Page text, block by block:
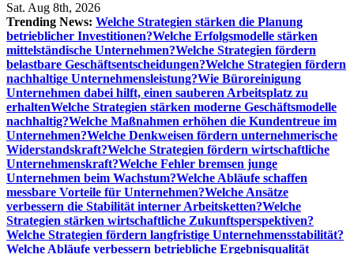
Sat. Aug 8th, 2026
Trending News: Welche Strategien stärken die Planung
betrieblicher Investitionen?Welche Erfolgsmodelle stärken
mittelständische Unternehmen?Welche Strategien fördern
belastbare Geschäftsentscheidungen?Welche Strategien fördern
nachhaltige Unternehmensleistung?Wie Büroreinigung
Unternehmen dabei hilft, einen sauberen Arbeitsplatz zu
erhaltenWelche Strategien stärken moderne Geschäftsmodelle
nachhaltig?Welche Maßnahmen erhöhen die Kundentreue im
Unternehmen?Welche Denkweisen fördern unternehmerische
Widerstandskraft?Welche Strategien fördern wirtschaftliche
Unternehmenskraft?Welche Fehler bremsen junge
Unternehmen beim Wachstum?Welche Abläufe schaffen
messbare Vorteile für Unternehmen?Welche Ansätze
verbessern die Stabilität interner Arbeitsketten?Welche
Strategien stärken wirtschaftliche Zukunftsperspektiven?
Welche Strategien fördern langfristige Unternehmensstabilität?
Welche Abläufe verbessern betriebliche Ergebnisqualität